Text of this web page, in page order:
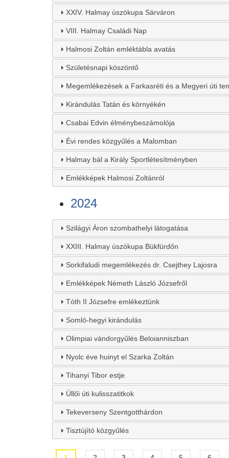
XXIV. Halmay úszókupa Sárváron
VIII. Halmay Családi Nap
Halmosi Zoltán emléktábla avatás
Születésnapi köszöntő
Megemlékezések a Farkasréti és a Megyeri úti
Kirándulás Tatán és környékén
Csabai Edvin élménybeszámolója
Évi rendes közgyűlés a Malomban
Halmay bál a Király Sportlétesítményben
Emlékképek Halmosi Zoltánról
2024
Szilágyi Áron szombathelyi látogatása
XXIII. Halmay úszókupa Bükfürdőn
Sorkifaludi megemlékezés dr. Csejthey Lajosra
Emlékképek Németh László Józsefről
Tóth II Józsefre emlékeztünk
Somló-hegyi kirándulás
Olimpiai vándorgyűlés Beloianniszban
Nyolc éve huinyt el Szarka Zoltán
Tihanyi Tibor estje
Üllői úti kulisszatitkok
Tekeverseny Szentgotthárdon
Tisztújító közgyűlés